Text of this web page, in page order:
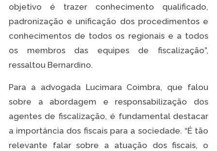
objetivo é trazer conhecimento qualificado,
padronização e unificação dos procedimentos e
conhecimentos de todos os regionais e a todos
os membros das equipes de fiscalização”,
ressaltou Bernardino.
Para a advogada Lucimara Coimbra, que falou
sobre a abordagem e responsabilização dos
agentes de fiscalização, é fundamental destacar
a importância dos fiscais para a sociedade. “É tão
relevante falar sobre a atuação dos fiscais, o